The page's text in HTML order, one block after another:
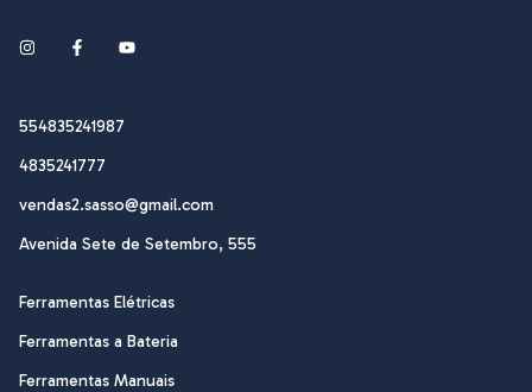
554835241987
4835241777
vendas2.sasso@gmail.com
Avenida Sete de Setembro, 555
Ferramentas Elétricas
Ferramentas a Bateria
Ferramentas Manuais